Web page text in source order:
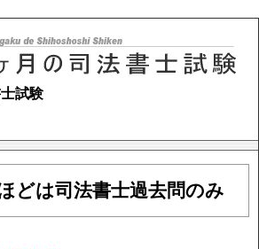
試験
どは司法書士過去問のみ